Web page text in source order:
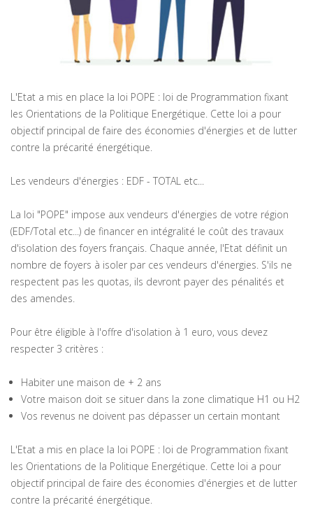
L'Etat a mis en place la loi POPE : loi de Programmation fixant
les Orientations de la Politique Energétique. Cette loi a pour
objectif principal de faire des économies d'énergies et de lutter
contre la précarité énergétique.
Les vendeurs d'énergies : EDF - TOTAL etc...
La loi "POPE" impose aux vendeurs d'énergies de votre région
(EDF/Total etc...) de financer en intégralité le coût des travaux
d'isolation des foyers français. Chaque année, l'Etat définit un
nombre de foyers à isoler par ces vendeurs d'énergies. S'ils ne
respectent pas les quotas, ils devront payer des pénalités et
des amendes.
Pour être éligible à l'offre d'isolation à 1 euro, vous devez
respecter 3 critères :
Habiter une maison de + 2 ans
Votre maison doit se situer dans la zone climatique H1 ou H2
Vos revenus ne doivent pas dépasser un certain montant
L'Etat a mis en place la loi POPE : loi de Programmation fixant
les Orientations de la Politique Energétique. Cette loi a pour
objectif principal de faire des économies d'énergies et de lutter
contre la précarité énergétique.